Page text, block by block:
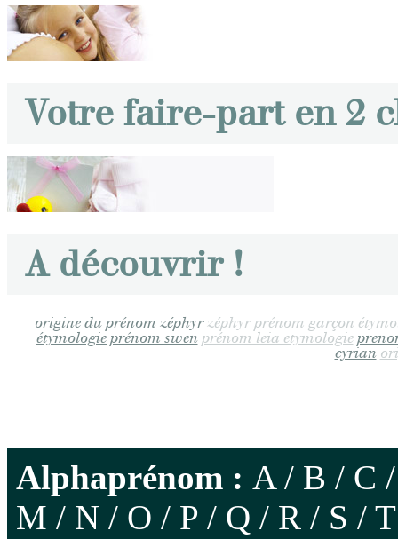
Votre faire-part en 2
A découvrir !
origine du prénom zéphyr zéphyr prénom garçon
étymologie prénom swen prénom leia etymologie
cyrian
Alphaprénom : A/ B / C
M / N / O / P / Q / R / S / T